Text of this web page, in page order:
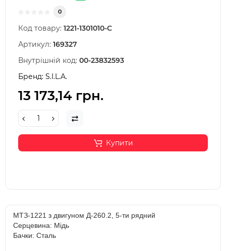
0
Код товару: 1221-1301010-С
Артикул: 169327
Внутрішній код: 00-23832593
Бренд: S.I.L.A.
13 173,14 грн.
Купити
МТЗ-1221 з двигуном Д-260.2, 5-ти рядний
Серцевина: Мідь
Бачки: Сталь